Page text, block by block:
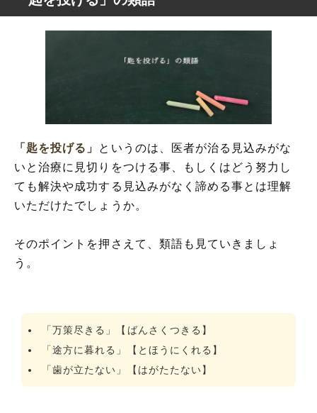
「匙を投げる」 というのは、医者が治る見込みがな
いと治療に見切りをつける事、もしくはどう努力し
ても解決や成功する見込みがなく諦める事とは理解
いただけたでしょうか。
そのポイントを押さえて、類語も見ていきましょ
う。
「万策尽きる」【ばんさくつきる】
「途方に暮れる」【とほうにくれる】
「歯が立たない」【はがたたない】